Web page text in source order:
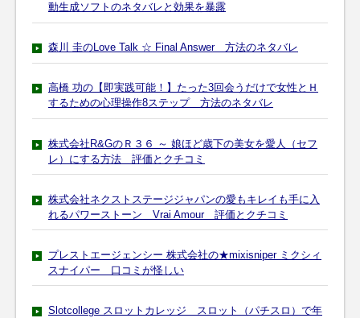
動生成ソフトのネタバレと効果を暴露
森川 圭のLove Talk ☆ Final Answer 方法のネタバレ
高橋 功の【即実践可能！】たった3回会うだけで女性とＨ
するための心理操作8ステップ 方法のネタバレ
株式会社R&GのＲ３６ ～ 娘ほど歳下の美女を愛人（セフ
レ）にする方法 評価とクチコミ
株式会社ネクストステージジャパンの愛もキレイも手に入
れるパワーストーン Vrai Amour 評価とクチコミ
プレストエージェンシー 株式会社の★mixisniper ミクシィ
スナイパー 口コミが怪しい
Slotcollege スロットカレッジ スロット（パチスロ）で年